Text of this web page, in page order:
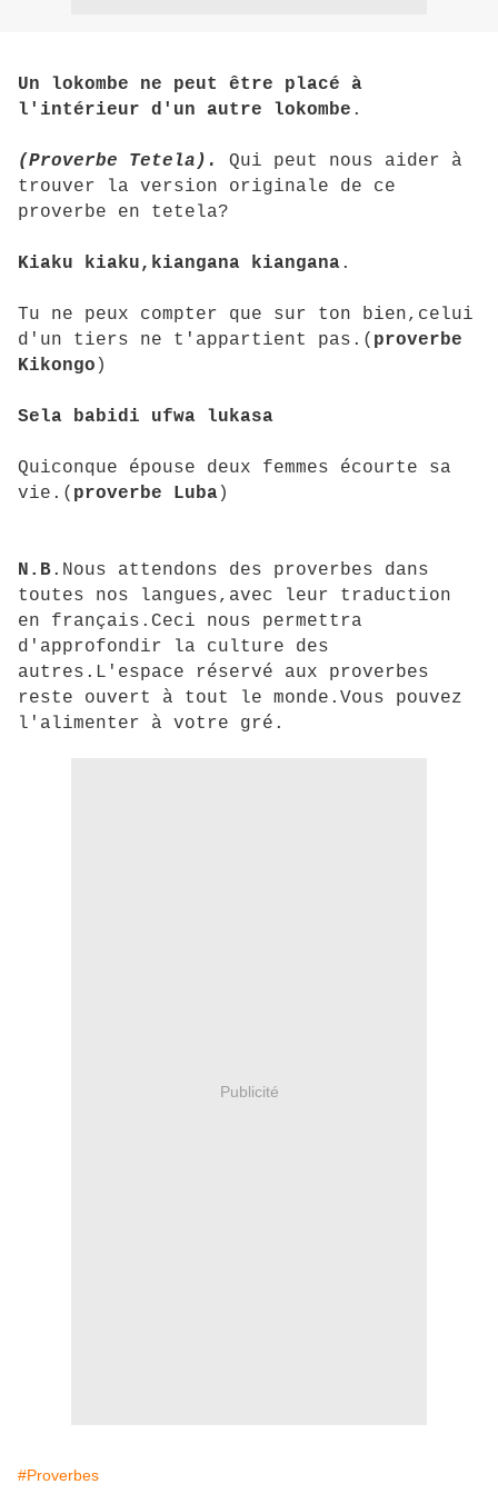
Un lokombe ne peut être placé à
l'intérieur d'un autre lokombe .
(Proverbe Tetela).
Qui peut nous aider à
trouver la version originale de ce
proverbe en tetela?
Kiaku kiaku,kiangana kiangana.
Tu ne peux compter que sur ton bien,celui
d'un tiers ne t'appartient pas.( proverbe
Kikongo )
Sela babidi ufwa lukasa
Quiconque épouse deux femmes écourte sa
vie.( proverbe Luba)
N.B.Nous attendons des proverbes dans
toutes nos langues,avec leur traduction
en français.Ceci nous permettra
d'approfondir la culture des
autres.L'espace réservé aux proverbes
reste ouvert à tout le monde.Vous pouvez
l'alimenter à votre gré.
Publicité
#Proverbes